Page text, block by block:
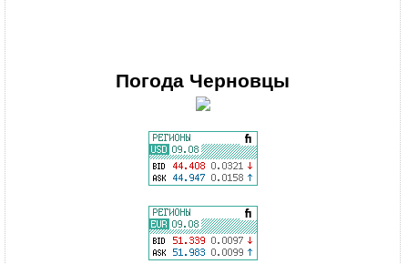
Погода Черновцы